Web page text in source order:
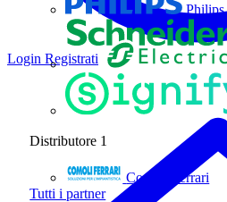
Philips
Distributore 1
Comoli Ferrari
Tutti i partner
Login Registrati